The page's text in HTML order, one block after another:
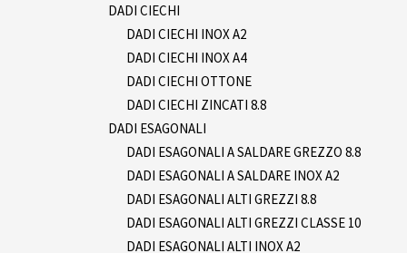
DADI CIECHI
DADI CIECHI INOX A2
DADI CIECHI INOX A4
DADI CIECHI OTTONE
DADI CIECHI ZINCATI 8.8
DADI ESAGONALI
DADI ESAGONALI A SALDARE GREZZO 8.8
DADI ESAGONALI A SALDARE INOX A2
DADI ESAGONALI ALTI GREZZI 8.8
DADI ESAGONALI ALTI GREZZI CLASSE 10
DADI ESAGONALI ALTI INOX A2